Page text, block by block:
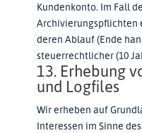
Kundenkonto. Im Fall
Archivierungspflichten
deren Ablauf (Ende
steuerrechtlicher (10
13. Erhebung
und Logfiles
Wir erheben auf
Interessen im Sinne